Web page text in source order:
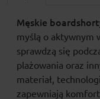
Męskie
myślą o aktywnym
sprawdzą się
plażowania oraz
materiał,
zapewniają